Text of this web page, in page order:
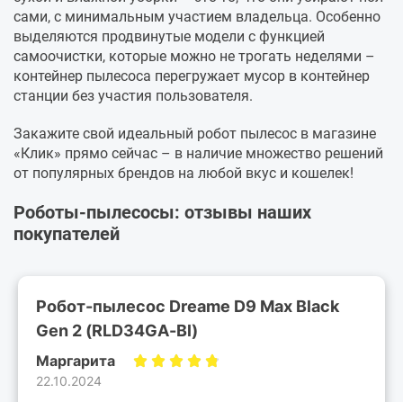
сами, с минимальным участием владельца. Особенно
выделяются продвинутые модели с функцией
самоочистки, которые можно не трогать неделями –
контейнер пылесоса перегружает мусор в контейнер
станции без участия пользователя.
Закажите свой идеальный робот пылесос в магазине
«Клик» прямо сейчас – в наличие множество решений
от популярных брендов на любой вкус и кошелек!
Роботы-пылесосы: отзывы наших
покупателей
Робот-пылесос Dreame D9 Max Black
Gen 2 (RLD34GA-Bl)
Маргарита
22.10.2024